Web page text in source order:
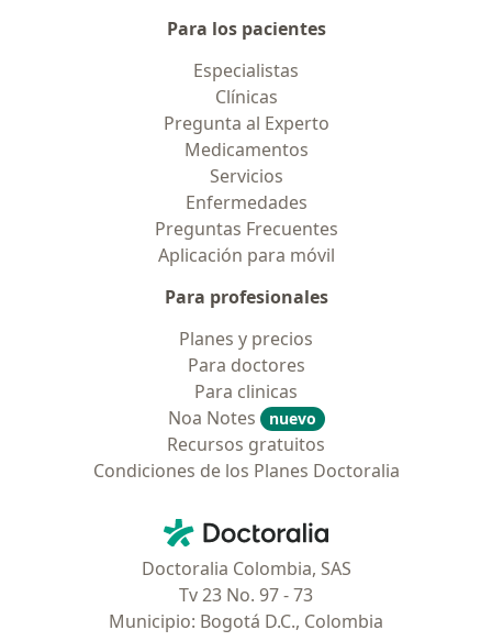
Para los pacientes
Especialistas
Clínicas
Pregunta al Experto
Medicamentos
Servicios
Enfermedades
Preguntas Frecuentes
Aplicación para móvil
Para profesionales
Planes y precios
Para doctores
Para clinicas
Noa Notes
nuevo
Recursos gratuitos
Condiciones de los Planes Doctoralia
Doctoralia - Página de inicio
Doctoralia Colombia, SAS
Tv 23 No. 97 - 73
Municipio: Bogotá D.C., Colombia